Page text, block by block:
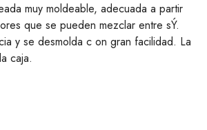
muy moldeable, adecuada a partir
que se pueden mezclar entre sÝ.
y se desmolda c on gran facilidad. La
caja.